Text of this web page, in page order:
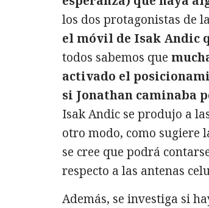
los dos protagonistas de
el móvil de Isak Andic
todos sabemos que
activado el
si Jonathan caminaba
Isak Andic se produjo a
otro modo, como sugiere
se cree que podrá
respecto a las antenas
Además, se investiga si